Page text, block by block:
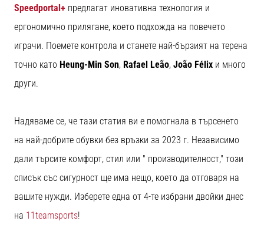
Speedportal+ предлагат иновативна технология и
ергономично прилягане, което подхожда на повечето
играчи. Поемете контрола и станете най-бързият на терена
точно като Heung-Min Son, Rafael Leão, João Félix и много
други.
Надяваме се, че тази статия ви е помогнала в търсенето
на най-добрите обувки без връзки за 2023 г. Независимо
дали търсите комфорт, стил или " производителност," този
списък със сигурност ще има нещо, което да отговаря на
вашите нужди. Изберете една от 4-те избрани двойки днес
на 11teamsports!